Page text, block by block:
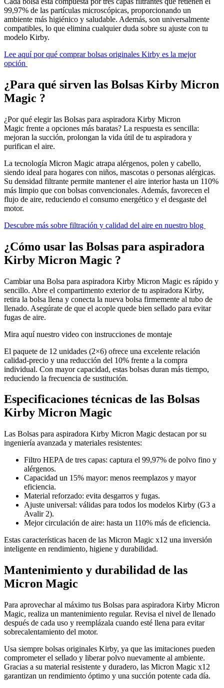
99,97% de las partículas microscópicas, proporcionando un
ambiente más higiénico y saludable. Además, son universalmente
compatibles, lo que elimina cualquier duda sobre su ajuste con tu
modelo Kirby.
Lee aquí por qué comprar bolsas originales Kirby es la mejor
opción
¿Para qué sirven las Bolsas Kirby Micron
Magic ?
¿Por qué elegir las Bolsas para aspiradora Kirby Micron
Magic frente a opciones más baratas? La respuesta es sencilla:
mejoran la succión, prolongan la vida útil de tu aspiradora y
purifican el aire.
La tecnología Micron Magic atrapa alérgenos, polen y cabello,
siendo ideal para hogares con niños, mascotas o personas alérgicas.
Su densidad filtrante permite mantener el aire interior hasta un 110%
más limpio que con bolsas convencionales. Además, favorecen el
flujo de aire, reduciendo el consumo energético y el desgaste del
motor.
Descubre más sobre filtración y calidad del aire en nuestro blog
¿Cómo usar las Bolsas para aspiradora
Kirby Micron Magic ?
Cambiar una Bolsa para aspiradora Kirby Micron Magic es rápido y
sencillo. Abre el compartimento exterior de tu aspiradora Kirby,
retira la bolsa llena y conecta la nueva bolsa firmemente al tubo de
llenado. Asegúrate de que el acople quede bien sellado para evitar
fugas de aire.
Mira aquí nuestro video con instrucciones de montaje
El paquete de 12 unidades (2×6) ofrece una excelente relación
calidad-precio y una reducción del 10% frente a la compra
individual. Con mayor capacidad, estas bolsas duran más tiempo,
reduciendo la frecuencia de sustitución.
Especificaciones técnicas de las Bolsas
Kirby Micron Magic
Las Bolsas para aspiradora Kirby Micron Magic destacan por su
ingeniería avanzada y materiales resistentes:
Filtro HEPA de tres capas: captura el 99,97% de polvo fino y
alérgenos.
Capacidad un 15% mayor: menos reemplazos y mayor
eficiencia.
Material reforzado: evita desgarros y fugas.
Ajuste universal: válidas para todos los modelos Kirby (G3 a
Avalir 2).
Mejor circulación de aire: hasta un 110% más de eficiencia.
Estas características hacen de las Micron Magic x12 una inversión
inteligente en rendimiento, higiene y durabilidad.
Mantenimiento y durabilidad de las
Micron Magic
Para aprovechar al máximo tus Bolsas para aspiradora Kirby Micron
Magic, realiza un mantenimiento regular. Revisa el nivel de llenado
después de cada uso y reemplázala cuando esté llena para evitar
sobrecalentamiento del motor.
Usa siempre bolsas originales Kirby, ya que las imitaciones pueden
comprometer el sellado y liberar polvo nuevamente al ambiente.
Gracias a su material resistente y duradero, las Micron Magic x12
garantizan un rendimiento óptimo y una succión potente cada día.